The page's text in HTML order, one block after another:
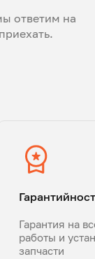
ответим на
Гарантия на
работы и
запчасти